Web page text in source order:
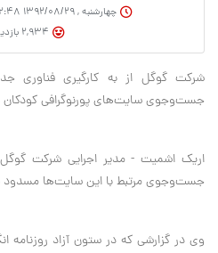
چهارشنبه , ۱۳۹۲/۰۸/۲۹ ۱۲:۴۸
شرکت گوگل از به‌ کارگیری فناوری
جست‌وجوی سایت‌های پورنوگرافی
جست‌وجوی مرتبط با این سایت‌ها مسدود
وی در گزارشی که در ستون آزاد